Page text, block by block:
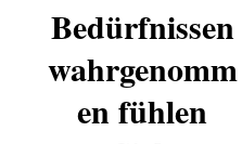
Bedürfnissen
wahrgenomm
en fühlen